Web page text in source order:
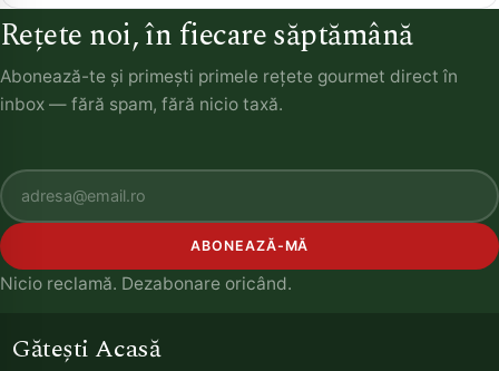
Rețete noi, în fiecare săptămână
Abonează-te și primești primele rețete gourmet direct în
inbox — fără spam, fără nicio taxă.
ABONEAZĂ-MĂ
Nicio reclamă. Dezabonare oricând.
Gătești Acasă